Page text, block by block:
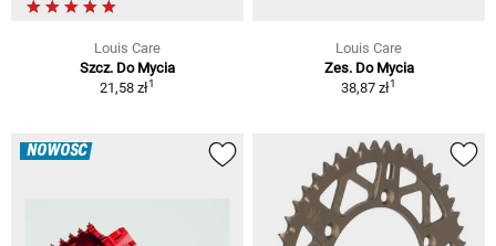
Louis Care
Szcz. Do Mycia
21,58 zł1
Louis Care
Zes. Do Mycia
38,87 zł1
NOWOŚĆ